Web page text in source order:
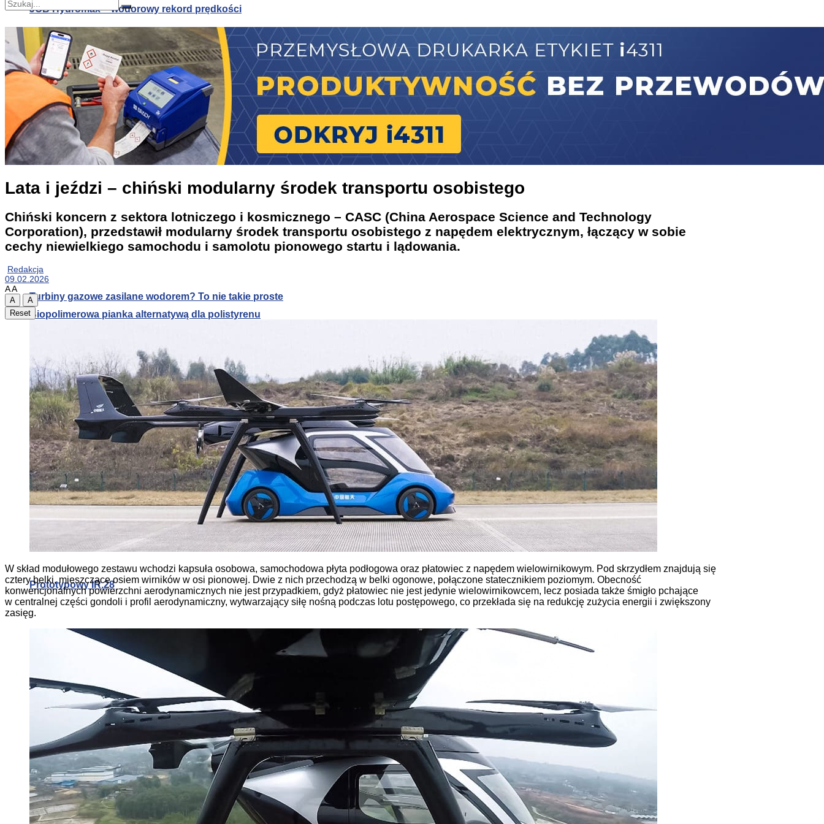
JCB Hydromax – wodorowy rekord prędkości
Biopolimerowa pianka alternatywą dla polistyrenu
Turbiny gazowe zasilane wodorem? To nie takie proste
Alternatywa dla klimatyzacji: druk 3D systemów pasywnego chłodzenia
Prototypowy IR.28
Zoptymalizowany materiał termoelektryczny dla odzysku ciepła odpadowego
JCB Hydromax – wodorowy rekord prędkości
Biopolimerowa pianka alternatywą dla polistyrenu
Turbiny gazowe zasilane wodorem? To nie takie proste
Alternatywa dla klimatyzacji: druk 3D systemów pasywnego chłodzenia
Prototypowy IR.28
Nie znaleziono
Zobacz wszystkie wyniki
Lata i jeździ – chiński modularny środek transportu osobistego
Chiński koncern z sektora lotniczego i kosmicznego – CASC (China Aerospace Science and Technology
Corporation), przedstawił modularny środek transportu osobistego z napędem elektrycznym, łączący w sobie
cechy niewielkiego samochodu i samolotu pionowego startu i lądowania.
Redakcja
09.02.2026
AA
A
A
Reset
W skład modułowego zestawu wchodzi kapsuła osobowa, samochodowa płyta podłogowa oraz płatowiec z napędem wielowirnikowym. Pod skrzydłem znajdują się
cztery belki, mieszczące osiem wirników w osi pionowej. Dwie z nich przechodzą w belki ogonowe, połączone statecznikiem poziomym. Obecność
konwencjonalnych powierzchni aerodynamicznych nie jest przypadkiem, gdyż płatowiec nie jest jedynie wielowirnikowcem, lecz posiada także śmigło pchające
w centralnej części gondoli i profil aerodynamiczny, wytwarzający siłę nośną podczas lotu postępowego, co przekłada się na redukcję zużycia energii i zwiększony
zasięg.